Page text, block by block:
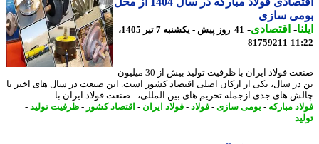
سازی
-اقتصادی-
41 روز پیش - یکشنبه 7 تیر 1405،
81759211
صنعت فولاد ایران با ظرفیت تولید بیش از 30 میلیون
سال، یکی از ارکان اصلی اقتصاد کشور است. این صنعت در سال های اخیر با
های جدی ازجمله تحریم های بین المللی، - صنعت فولاد ایران با ...
مبارکه- بومی سازی- فولاد-فولاد ایران - اقتصاد کشور-ظرفیت تولید-